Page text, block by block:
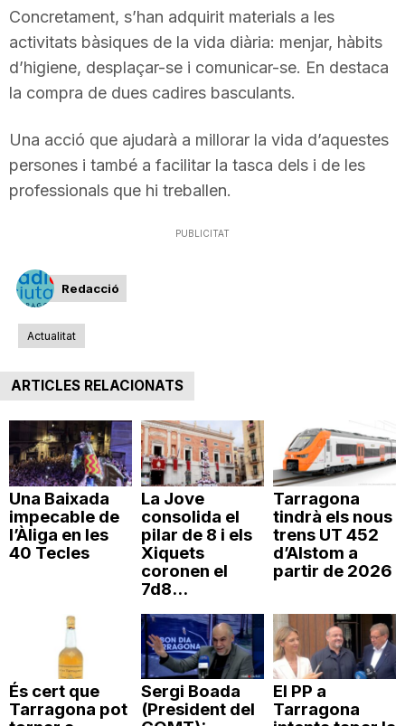
r
a
o
n
a
Concretament, s’han adquirit materials a les
activitats bàsiques de la vida diària: menjar, hàbits
d’higiene, desplaçar-se i comunicar-se. En destaca
la compra de dues cadires basculants.
Una acció que ajudarà a millorar la vida d’aquestes
persones i també a facilitar la tasca dels i de les
professionals que hi treballen.
PUBLICITAT
Redacció
Actualitat
ARTICLES RELACIONATS
Una Baixada
impecable de
l’Àliga en les
40 Tecles
La Jove
consolida el
pilar de 8 i els
Xiquets
coronen el
7d8...
Tarragona
tindrà els nous
trens UT 452
d’Alstom a
partir de 2026
És cert que
Tarragona pot
Sergi Boada
(President del
El PP a
Tarragona